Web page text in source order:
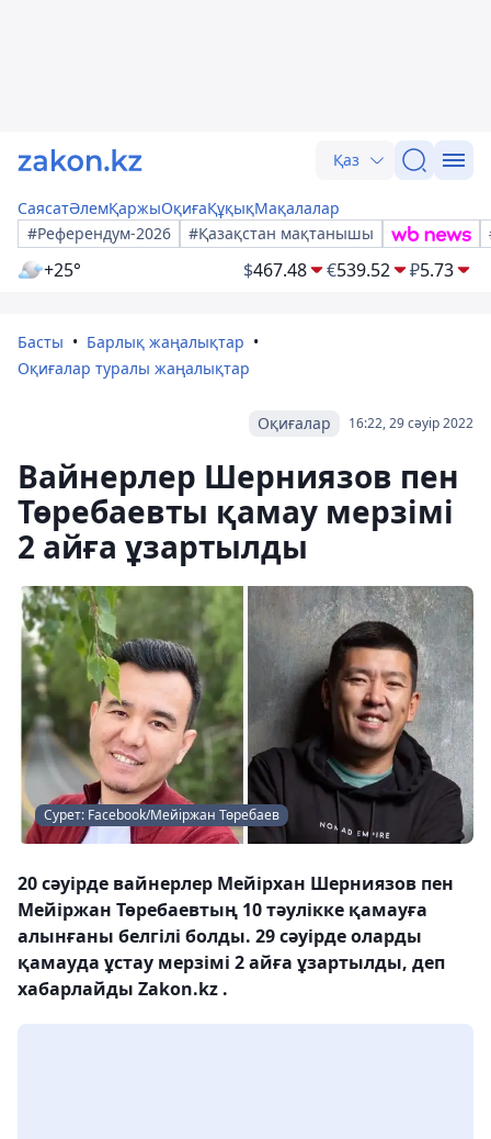
Қаз
СаясатӘлемҚаржыОқиғаҚұқықМақалалар
#Референдум-2026
#Қазақстан мақтанышы
+25° $467.48 €539.52 ₽5.73
Басты
Барлық жаңалықтар
Оқиғалар туралы жаңалықтар
16:22, 29 сәуір 2022
Оқиғалар
Вайнерлер Шерниязов пен
Төребаевты қамау мерзімі
2 айға ұзартылды
Сурет: Facebook/Мейіржан Төребаев
20 сәуірде вайнерлер Мейірхан Шерниязов пен
Мейіржан Төребаевтың 10 тәулікке қамауға
алынғаны белгілі болды. 29 сәуірде оларды
қамауда ұстау мерзімі 2 айға ұзартылды, деп
хабарлайды Zakon.kz .